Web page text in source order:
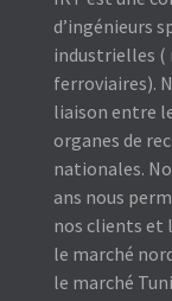
d’ingénieurs
industrielles (
ferroviaires).
liaison entre
organes de
nationales.
ans nous
nos clients et
le marché
le marché